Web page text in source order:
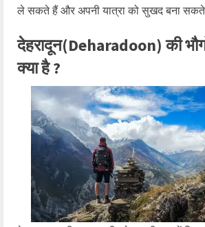
ले सकते हैं और अपनी यात्रा को सुखद बना
देहरादून(Deharadoon) की
क्या है ?